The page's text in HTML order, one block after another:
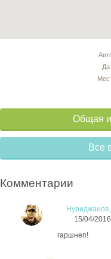
Общая
Все
Комментарии
Нуриджанов
15/04/
гаршнеп!